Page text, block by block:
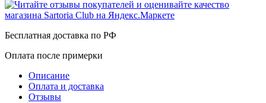
Бесплатная доставка по РФ
Оплата после примерки
Описание
Оплата и доставка
Отзывы